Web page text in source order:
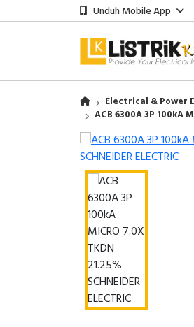
Unduh Mobile App
Electrical & Power
ACB 6300A 3P 100kA